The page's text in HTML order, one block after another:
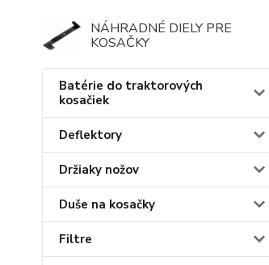
NÁHRADNÉ DIELY PRE
KOSAČKY
Batérie do traktorových
kosačiek
Deflektory
Držiaky nožov
Duše na kosačky
Filtre